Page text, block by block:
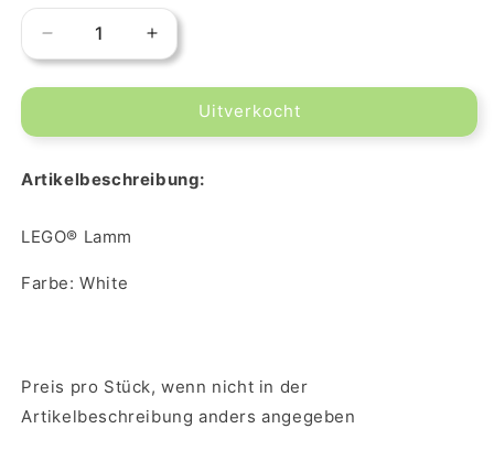
Aantal
verlagen
voor
Lamm
White
Aantal
verhogen
voor
LEGO
Lamm
White
Uitverkocht
Artikelbeschreibung:
LEGO® Lamm
Farbe: White
Preis pro Stück, wenn nicht in der
Artikelbeschreibung anders angegeben